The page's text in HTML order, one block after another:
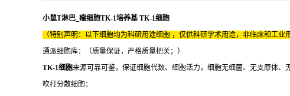
小鼠T淋巴_瘤细胞TK-1培养基 TK-1细胞
（特别声明：以下细胞均为科研用途细胞 ，仅供科研学术用途，非临床和工业
通派细胞库：（质量保证，严格质量把关；）
TK-1细胞来源可靠可鉴，保证细胞代数、细胞活力，细胞无细菌、无支原体、
吹打分散细胞：